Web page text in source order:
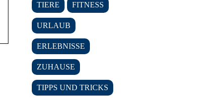
TIERE FITNESS
URLAUB
ERLEBNISSE
ZUHAUSE
TIPPS UND TRICKS